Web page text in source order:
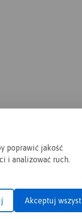
poprawić jakość
i analizować ruch.
Akceptuj